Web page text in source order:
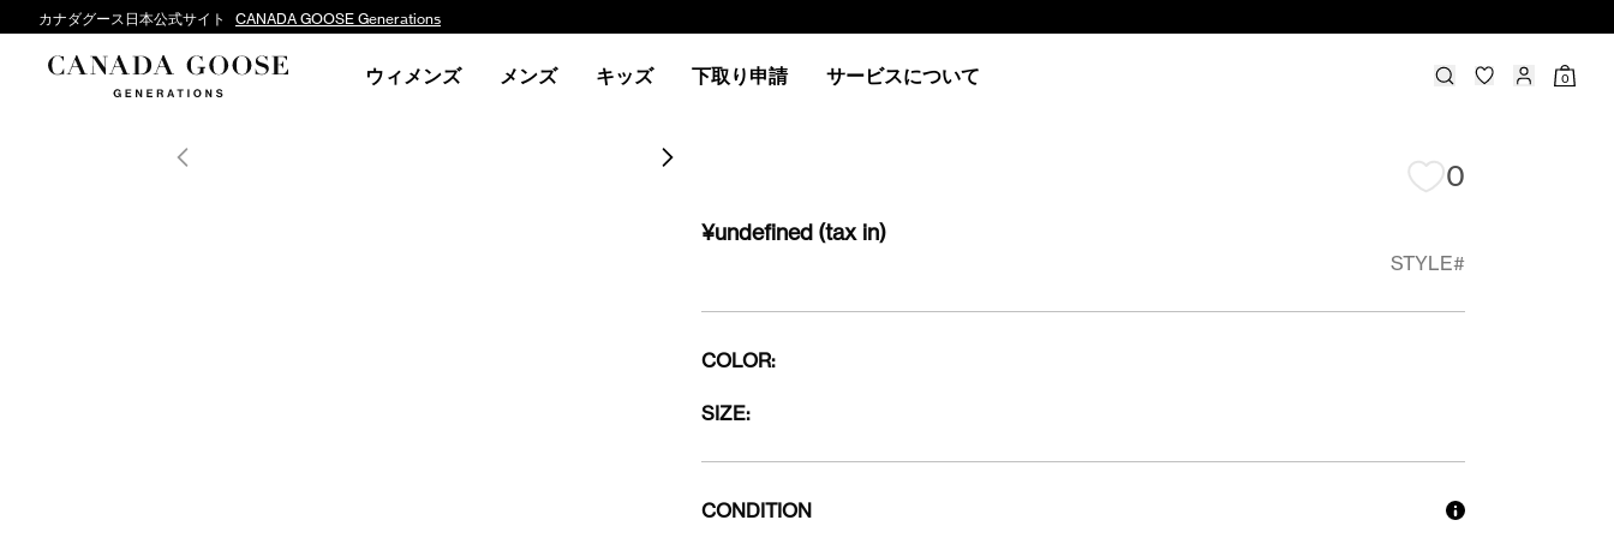
カナダグース日本公式サイト CANADA GOOSE Generations
ウィメンズ メンズ キッズ 下取り申請 サービスについて 0
0
¥undefined (tax in)
STYLE#
COLOR:
SIZE:
CONDITION